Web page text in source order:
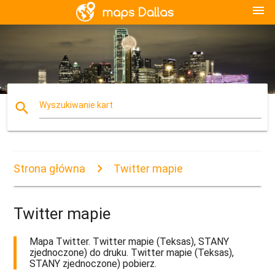
menu
search Wyszukiwanie kart
Strona główna Twitter mapie
Twitter mapie
Mapa Twitter. Twitter mapie (Teksas), STANY
zjednoczone) do druku. Twitter mapie (Teksas),
STANY zjednoczone) pobierz.